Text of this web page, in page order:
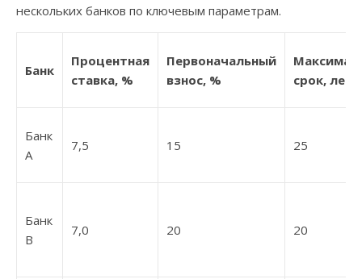
нескольких банков по ключевым параметрам.
Банк
Процентная
ставка, %
Первоначальный
взнос, %
срок, лет
Банк
A
7,5 15 25
Банк
B
7,0 20 20